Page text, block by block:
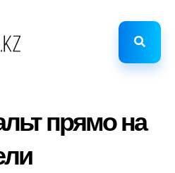
прямо на